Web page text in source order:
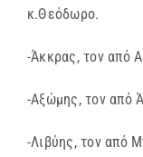
κ.Θεόδωρο.
-Άκκρας, τον από
-Αξώμης, τον από
-Λιβύης, τον από